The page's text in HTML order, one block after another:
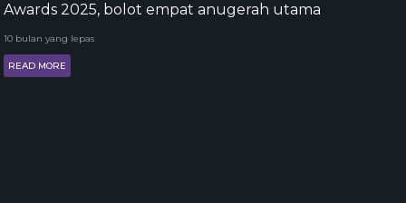
Awards 2025, bolot empat anugerah utama
10 bulan yang lepas
READ MORE